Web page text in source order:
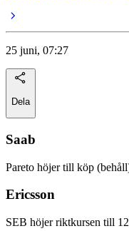
25 juni, 07:27
Dela
Saab
Pareto höjer till köp
Ericsson
SEB höjer riktkursen till